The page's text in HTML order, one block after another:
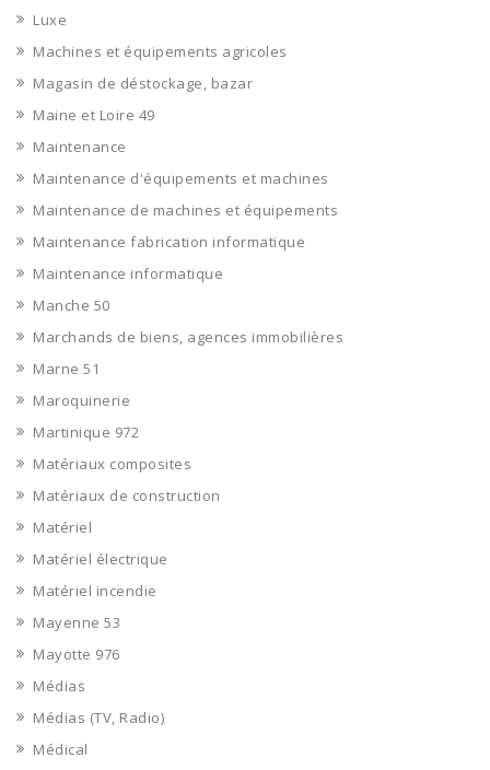
Luxe
Machines et équipements agricoles
Magasin de déstockage, bazar
Maine et Loire 49
Maintenance
Maintenance d'équipements et machines
Maintenance de machines et équipements
Maintenance fabrication informatique
Maintenance informatique
Manche 50
Marchands de biens, agences immobilières
Marne 51
Maroquinerie
Martinique 972
Matériaux composites
Matériaux de construction
Matériel
Matériel électrique
Matériel incendie
Mayenne 53
Mayotte 976
Médias
Médias (TV, Radio)
Médical